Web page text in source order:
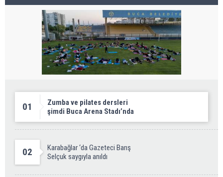
01
Zumba ve pilates dersleri
şimdi Buca Arena Stadı’nda
02
Karabağlar ‘da Gazeteci Barış
Selçuk saygıyla anıldı